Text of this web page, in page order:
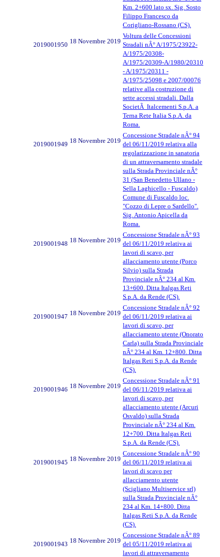
Km. 2+600 lato sx. Sig. Sosto
Filippo Francesco da
Corigliano-Rossano (CS).
2019001950 18 Novembre 2019
Voltura delle Concessioni
Stradali nÂ° A/1975/23922-
A/1975/20308-
A/1975/20309-A/1980/20310
- A/1975/20311 -
A/1975/25098 e 2007/00076
relative alla costruzione di
sette accessi stradali. Dalla
SocietÃ Italcementi S.p.A. a
Terna Rete Italia S.p.A. da
Roma.
2019001949 18 Novembre 2019
Concessione Stradale nÂ° 94
del 06/11/2019 relativa alla
regolarizzazione in sanatoria
di un attraversamento stradale
sulla Strada Provinciale nÂ°
31 (San Benedetto Ullano -
Sella Laghicello - Fuscaldo)
Comune di Fuscaldo loc.
"Cozzo di Lepre o Sardello".
Sig. Antonio Apicella da
Roma.
2019001948 18 Novembre 2019
Concessione Stradale nÂ° 93
del 06/11/2019 relativa ai
lavori di scavo, per
allacciamento utente (Porco
Silvio) sulla Strada
Provinciale nÂ° 234 al Km.
13+600. Ditta Italgas Reti
S.p.A. da Rende (CS).
2019001947 18 Novembre 2019
Concessione Stradale nÂ° 92
del 06/11/2019 relativa ai
lavori di scavo, per
allacciamento utente (Onorato
Carla) sulla Strada Provinciale
nÂ° 234 al Km. 12+800. Ditta
Italgas Reti S.p.A. da Rende
(CS).
2019001946 18 Novembre 2019
Concessione Stradale nÂ° 91
del 06/11/2019 relativa ai
lavori di scavo, per
allacciamento utente (Arcuri
Osvaldo) sulla Strada
Provinciale nÂ° 234 al Km.
12+700. Ditta Italgas Reti
S.p.A. da Rende (CS).
2019001945 18 Novembre 2019
Concessione Stradale nÂ° 90
del 06/11/2019 relativa ai
lavori di scavo per
allacciamento utente
(Scigliano Multiservice srl)
sulla Strada Provinciale nÂ°
234 al Km. 14+800. Ditta
Italgas Reti S.p.A. da Rende
(CS).
2019001943 18 Novembre 2019
Concessione Stradale nÂ° 89
del 05/11/2019 relativa ai
lavori di attraversamento